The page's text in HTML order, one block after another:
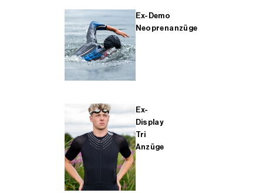
Ex-Demo
Neoprenanzüge
Ex-
Display
Tri
Anzüge